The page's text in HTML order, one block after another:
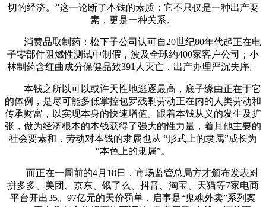
切的经济。”这一论断了本钱的素质：它不只仅是一种出产要
素，更是一种关系。
消费品取制药：松下子公司认可自20世纪80年代起正在电
子零部件阻燃性测试中制假，波及全球约400家客户公司；小
林制药含红曲成分保健品致391人灭亡，出产办理严沉失序。
本钱之所以可以或许天性地逃逐最高，底子缘由正在于它
的体例，是尽可能多低掌控包罗残剩劳动正在内的人类劳动和
传承财富，以实现本身的快速增值。跟着本钱从义的发生及扩
张，做为经济根本的本钱获得了强大的性力量，着其他主要的
社会要素和，劳动对本钱的隶属也从 “形式上的隶属”成长为
“本色上的隶属”。
而正在一周前的4月18日，市场监管总局方才颁布发表对
拼多多、美团、京东、饿了么、抖音、淘宝、天猫等7家电商
平台开出35。97亿元的天价罚单，启事是“鬼魂外卖”系列案